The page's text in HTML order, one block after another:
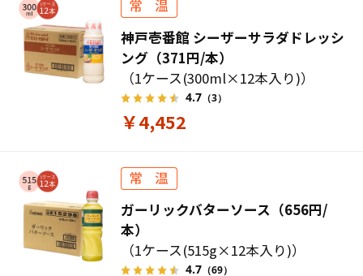
神戸壱番館 シーザーサラダドレッシ
ング（371円/本）
（1ケース(300ml×12本入り)）
4.7 （3）
￥4,452
ガーリックバターソース（656円/
本）
（1ケース(515g×12本入り)）
4.7 （69）